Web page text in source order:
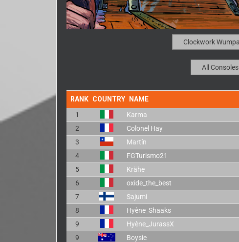
RANK COUNTRY NAME
1
Karma
2
Colonel Hay
3
Martín
4
FGTurismo21
5
Krähe
6
oxide_the_best
7
Sajumi
8
Hyène_Shaaks
9
Hyène_JurassX
9
Boysie